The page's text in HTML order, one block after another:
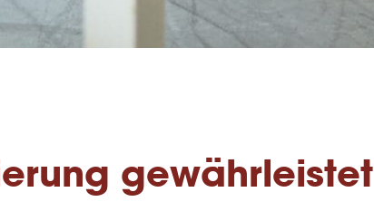
gewährleistet